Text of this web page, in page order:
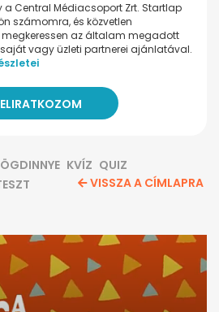
a Central Médiacsoport Zrt. Startlap
számomra, és közvetlen
megkeressen az általam megadott
vagy üzleti partnerei ajánlatával.
KVÍZ QUIZ
VISSZA A CÍMLAPRA